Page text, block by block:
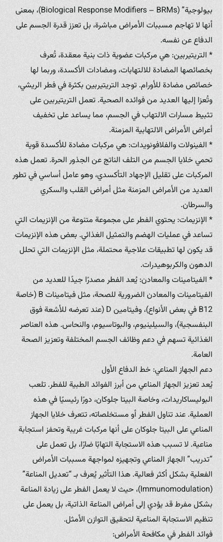
بيولوجية” (Biological Response Modifiers – BRMs)، بمعنى
أنها لا تهاجم مسببات الأمراض مباشرة، بل تعزز قدرة الجسم على
الدفاع عن نفسه.
* التريتيربين: هي مركبات عضوية ذات بنية معقدة، تُعرف
بخصائصها المضادة للالتهابات، ومضادات الأكسدة، وربما لها
خصائص مضادة للأورام. توجد التريتيربين بكثرة في فطر الريشي،
وتُعزا إليها العديد من فوائده الصحية. تعمل التريتيربين على
تثبيط مسارات الالتهاب في الجسم، مما يساعد على تخفيف
أعراض الأمراض الالتهابية المزمنة.
* الفينولات والفلافونويدات: هي مركبات مضادة للأكسدة قوية
تحمي خلايا الجسم من التلف الناتج عن الجذور الحرة. تعمل هذه
المركبات على تقليل الإجهاد التأكسدي، وهو عامل أساسي في تطور
العديد من الأمراض المزمنة مثل أمراض القلب والسكري
والسرطان.
* الإنزيمات: يحتوي الفطر على مجموعة متنوعة من الإنزيمات التي
تساعد في عمليات الهضم والتمثيل الغذائي. بعض هذه الإنزيمات
قد يكون لها تطبيقات علاجية محتملة، مثل الإنزيمات التي تحلل
الدهون والكربوهيدرات.
* الفيتامينات والمعادن: يُعد الفطر مصدرًا جيدًا للعديد من
الفيتامينات والمعادن الضرورية للصحة، مثل فيتامينات B (خاصة
B12 في بعض الأنواع)، وفيتامين D (عند تعرضه للأشعة فوق
البنفسجية)، والسيلينيوم، والبوتاسيوم، والنحاس. هذه العناصر
الغذائية تسهم في دعم وظائف الجسم المختلفة وتعزيز الصحة
العامة.
دعم الجهاز المناعي: خط الدفاع الأول
يُعد تعزيز الجهاز المناعي من أبرز الفوائد الطبية للفطر. تلعب
البوليساكاريدات، وخاصة البيتا جلوكان، دورًا رئيسيًا في هذه
العملية. عند تناول الفطر أو مستخلصاته، تتعرف خلايا الجهاز
المناعي على البيتا جلوكان على أنها مركبات غريبة وتحفز استجابة
مناعية. لا تسبب هذه الاستجابة التهابًا ضارًا، بل تعمل على
“تدريب” الجهاز المناعي وتجهيزه لمواجهة مسببات الأمراض
الفعلية بشكل أكثر فعالية. هذا التأثير يُعرف بـ “تعديل المناعة”
(Immunomodulation)، حيث لا يعمل الفطر على زيادة المناعة
بشكل مفرط قد يؤدي إلى أمراض المناعة الذاتية، بل يعمل على
تنظيم الاستجابة المناعية لتحقيق التوازن الأمثل.
فوائد الفطر في مكافحة الأمراض: